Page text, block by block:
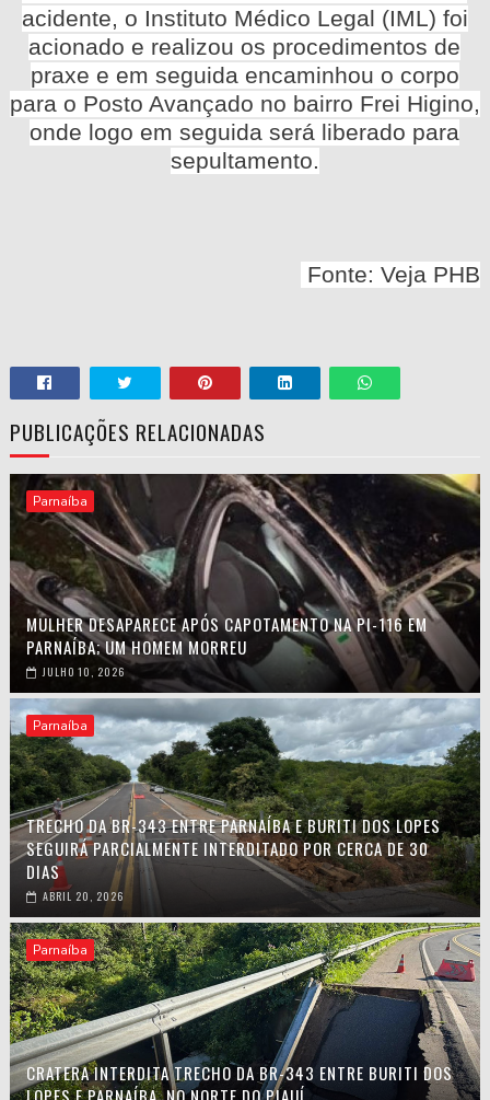
acidente, o Instituto Médico Legal (IML) foi
acionado e realizou os procedimentos de
praxe e em seguida encaminhou o corpo
para o Posto Avançado no bairro Frei Higino,
onde logo em seguida será liberado para
sepultamento.
Fonte: Veja PHB
PUBLICAÇÕES RELACIONADAS
Parnaíba
MULHER DESAPARECE APÓS CAPOTAMENTO NA PI-116 EM
PARNAÍBA; UM HOMEM MORREU
JULHO 10, 2026
Parnaíba
TRECHO DA BR-343 ENTRE PARNAÍBA E BURITI DOS LOPES
SEGUIRÁ PARCIALMENTE INTERDITADO POR CERCA DE 30
DIAS
ABRIL 20, 2026
Parnaíba
CRATERA INTERDITA TRECHO DA BR-343 ENTRE BURITI DOS